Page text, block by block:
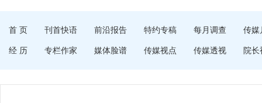
首 页 刊首快语 前沿报告 特约专稿 每月调查 传媒
经 历 专栏作家 媒体脸谱 传媒视点 传媒透视 院长